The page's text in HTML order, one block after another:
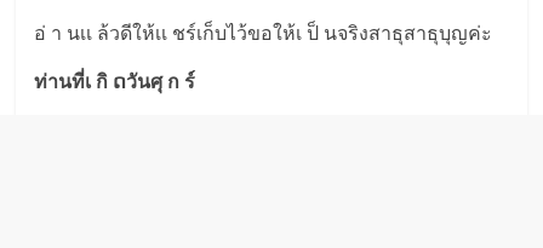
อ่ า นเเ ล้วดีให้เเ ชร์เก็บไว้ขอให้เ ป็ นจริงสาธุสาธุบุญค่ะ
ท่านที่เ กิ ດวันศุ ก ร์